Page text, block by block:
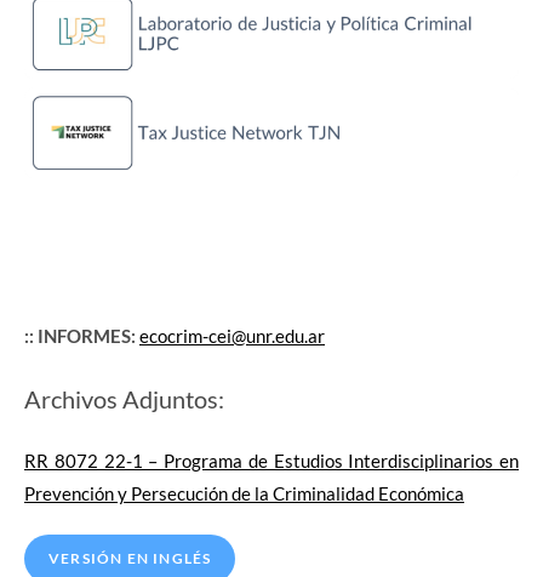
:: INFORMES: ecocrim-cei@unr.edu.ar
Archivos Adjuntos:
RR 8072 22-1 – Programa de Estudios Interdisciplinarios en
Prevención y Persecución de la Criminalidad Económica
VERSIÓN EN INGLÉS